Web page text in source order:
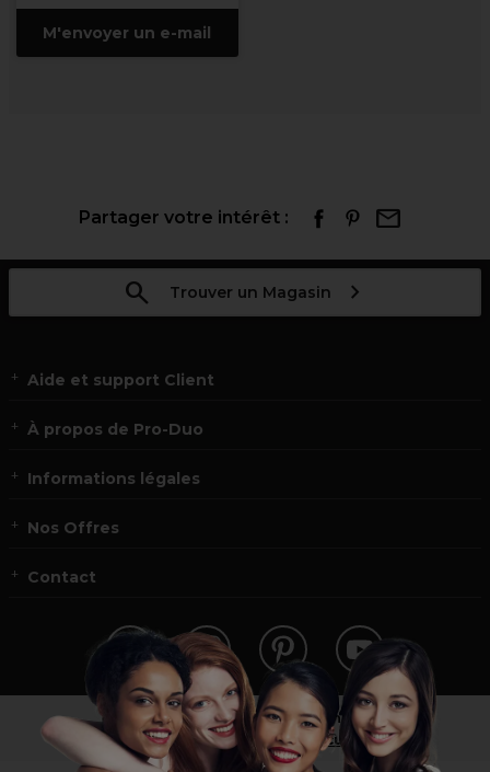
M'envoyer un e-mail
Partager votre intérêt :
Trouver un Magasin
Aide et support Client
À propos de Pro-Duo
Informations légales
Nos Offres
Contact
Vous n’êtes pas un professionnel ?
Visitez notre site pour les particuliers!